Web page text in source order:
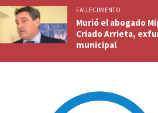
FALLECIMIENTO
Murió el abogado
Criado Arrieta,
municipal